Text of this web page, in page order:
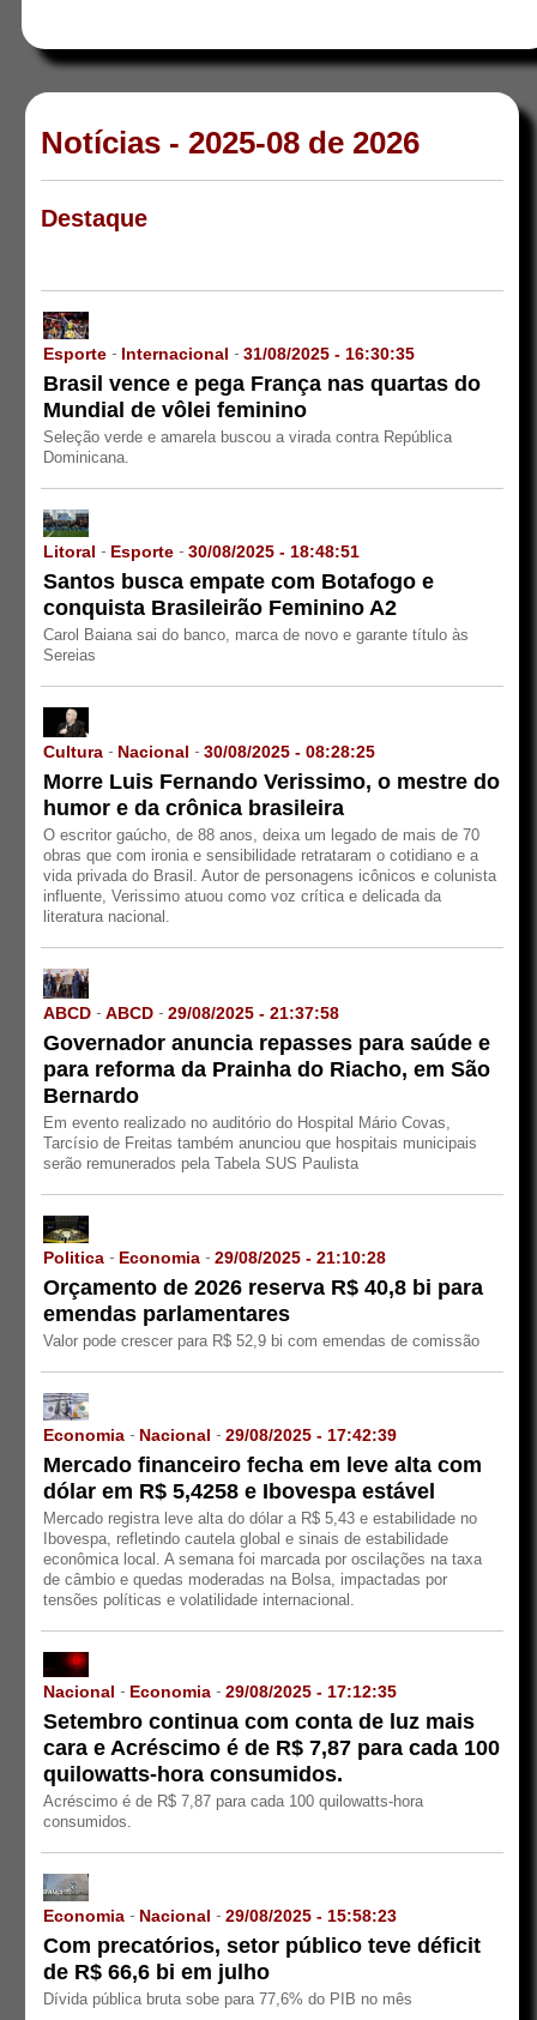
Notícias - 2025-08 de 2026
Destaque
Esporte- Internacional-31/08/2025 - 16:30:35
Brasil vence e pega França nas quartas do
Mundial de vôlei feminino
Seleção verde e amarela buscou a virada contra República
Dominicana.
Litoral- Esporte-30/08/2025 - 18:48:51
Santos busca empate com Botafogo e
conquista Brasileirão Feminino A2
Carol Baiana sai do banco, marca de novo e garante título às
Sereias
Cultura- Nacional-30/08/2025 - 08:28:25
Morre Luis Fernando Verissimo, o mestre do
humor e da crônica brasileira
O escritor gaúcho, de 88 anos, deixa um legado de mais de 70
obras que com ironia e sensibilidade retrataram o cotidiano e a
vida privada do Brasil. Autor de personagens icônicos e colunista
influente, Verissimo atuou como voz crítica e delicada da
literatura nacional.
ABCD-ABCD-29/08/2025 - 21:37:58
Governador anuncia repasses para saúde e
para reforma da Prainha do Riacho, em São
Bernardo
Em evento realizado no auditório do Hospital Mário Covas,
Tarcísio de Freitas também anunciou que hospitais municipais
serão remunerados pela Tabela SUS Paulista
Politica- Economia-29/08/2025 - 21:10:28
Orçamento de 2026 reserva R$ 40,8 bi para
emendas parlamentares
Valor pode crescer para R$ 52,9 bi com emendas de comissão
Economia- Nacional-29/08/2025 - 17:42:39
Mercado financeiro fecha em leve alta com
dólar em R$ 5,4258 e Ibovespa estável
Mercado registra leve alta do dólar a R$ 5,43 e estabilidade no
Ibovespa, refletindo cautela global e sinais de estabilidade
econômica local. A semana foi marcada por oscilações na taxa
de câmbio e quedas moderadas na Bolsa, impactadas por
tensões políticas e volatilidade internacional.
Nacional- Economia-29/08/2025 - 17:12:35
Setembro continua com conta de luz mais
cara e Acréscimo é de R$ 7,87 para cada 100
quilowatts-hora consumidos.
Acréscimo é de R$ 7,87 para cada 100 quilowatts-hora
consumidos.
Economia- Nacional-29/08/2025 - 15:58:23
Com precatórios, setor público teve déficit
de R$ 66,6 bi em julho
Dívida pública bruta sobe para 77,6% do PIB no mês